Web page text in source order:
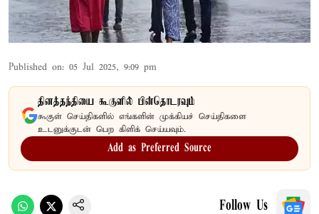
Published on: 05 Jul 2025, 9:09 pm
தினத்தந்தியை கூகுளில் பின்தொடரவும்
கூகுள் செய்திகளில் எங்களின் முக்கியச் செய்திகளை
உடனுக்குடன் பெற கிளிக் செய்யவும்.
Add as Preferred Source
Follow Us